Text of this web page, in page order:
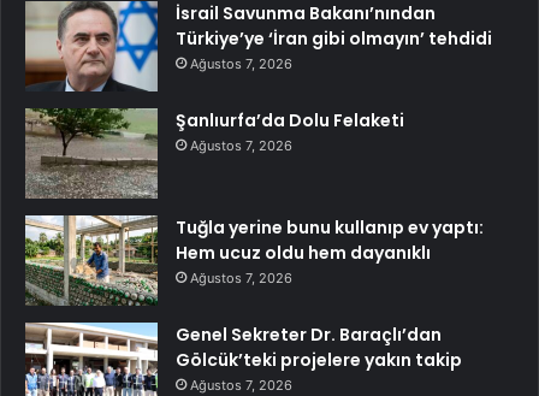
İsrail Savunma Bakanı’nından
Türkiye’ye ‘İran gibi olmayın’ tehdidi
Ağustos 7, 2026
Şanlıurfa’da Dolu Felaketi
Ağustos 7, 2026
Tuğla yerine bunu kullanıp ev yaptı:
Hem ucuz oldu hem dayanıklı
Ağustos 7, 2026
Genel Sekreter Dr. Baraçlı’dan
Gölcük’teki projelere yakın takip
Ağustos 7, 2026